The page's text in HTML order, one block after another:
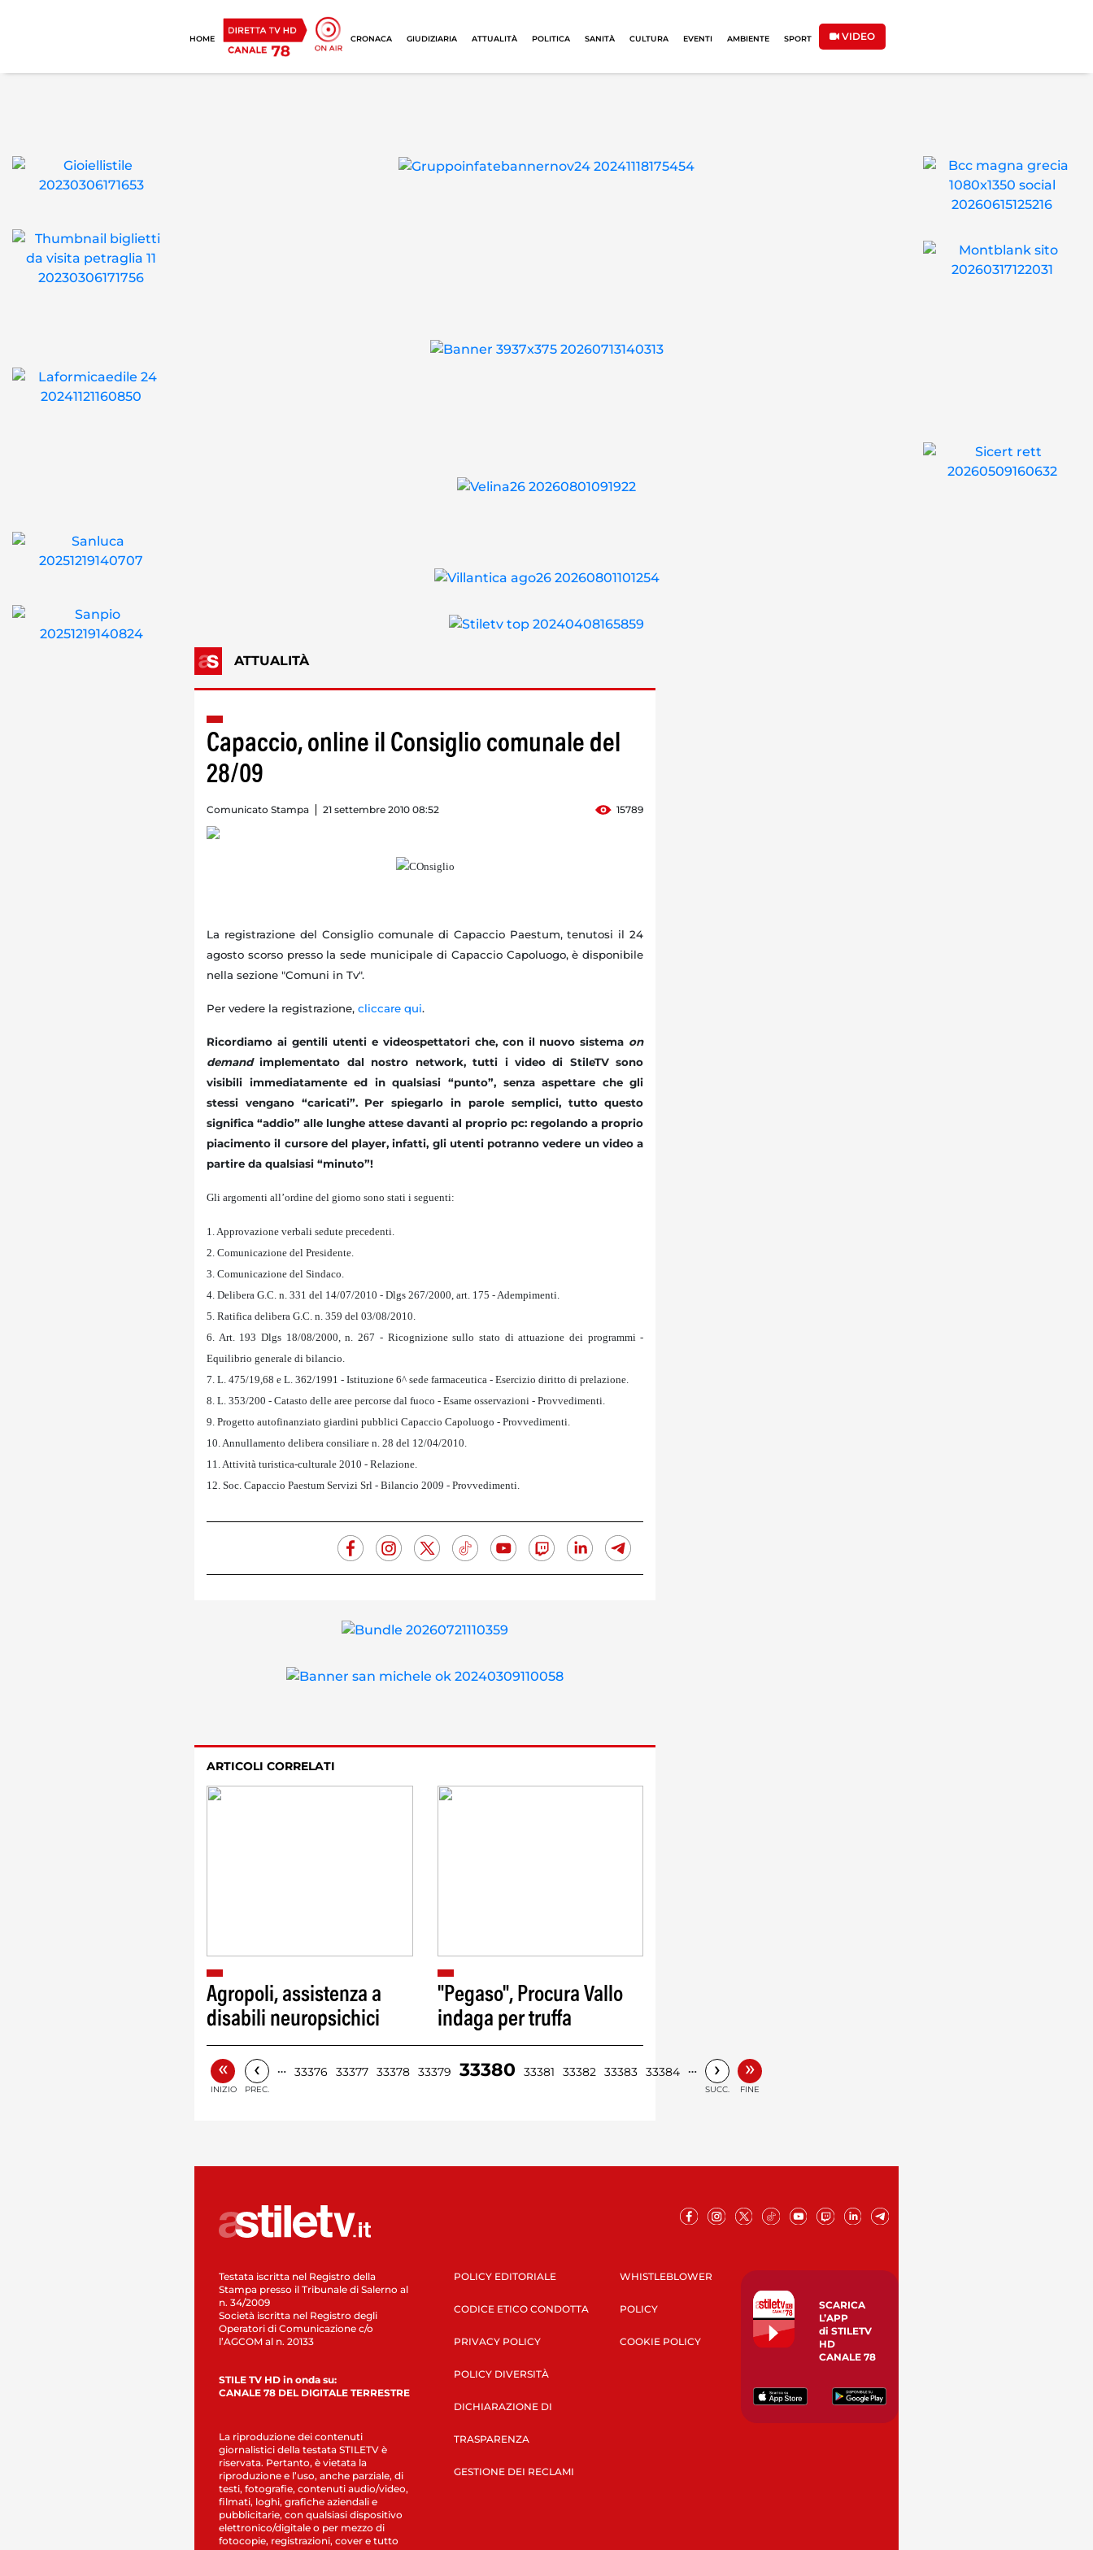
HOME CRONACA GIUDIZIARIA ATTUALITÀ POLITICA SANITÀ CULTURA EVENTI AMBIENTE SPORT VIDEO
ATTUALITÀ
Capaccio, online il Consiglio comunale del
28/09
Comunicato Stampa 21 settembre 2010 08:52 15789
La registrazione del Consiglio comunale di Capaccio Paestum, tenutosi il 24
agosto scorso presso la sede municipale di Capaccio Capoluogo, è disponibile
nella sezione "Comuni in Tv".
Per vedere la registrazione, cliccare qui.
Ricordiamo ai gentili utenti e videospettatori che, con il nuovo sistema on
demandimplementato dal nostro network, tutti i video di StileTV sono
visibili immediatamente ed in qualsiasi “punto”, senza aspettare che gli
stessi vengano “caricati”. Per spiegarlo in parole semplici, tutto questo
significa “addio” alle lunghe attese davanti al proprio pc: regolando a proprio
piacimento il cursore del player, infatti, gli utenti potranno vedere un video a
partire da qualsiasi “minuto”!
Gli argomenti all’ordine del giorno sono stati i seguenti:
1. Approvazione verbali sedute precedenti.
2. Comunicazione del Presidente.
3. Comunicazione del Sindaco.
4. Delibera G.C. n. 331 del 14/07/2010 - Dlgs 267/2000, art. 175 - Adempimenti.
5. Ratifica delibera G.C. n. 359 del 03/08/2010.
6. Art. 193 Dlgs 18/08/2000, n. 267 - Ricognizione sullo stato di attuazione dei programmi -
Equilibrio generale di bilancio.
7. L. 475/19,68 e L. 362/1991 - Istituzione 6^ sede farmaceutica - Esercizio diritto di prelazione.
8. L. 353/200 - Catasto delle aree percorse dal fuoco - Esame osservazioni - Provvedimenti.
9. Progetto autofinanziato giardini pubblici Capaccio Capoluogo - Provvedimenti.
10. Annullamento delibera consiliare n. 28 del 12/04/2010.
11. Attività turistica-culturale 2010 - Relazione.
12. Soc. Capaccio Paestum Servizi Srl - Bilancio 2009 - Provvedimenti.
ARTICOLI CORRELATI
Agropoli, assistenza a
disabili neuropsichici
"Pegaso", Procura Vallo
indaga per truffa
«
INIZIO
‹
PREC.
… 33376 33377 33378 33379 33380 33381 33382 33383 33384 … ›
SUCC.
»
FINE
Testata iscritta nel Registro della
Stampa presso il Tribunale di Salerno al
n. 34/2009
Società iscritta nel Registro degli
Operatori di Comunicazione c/o
l’AGCOM al n. 20133
STILE TV HD in onda su:
CANALE 78 DEL DIGITALE TERRESTRE
La riproduzione dei contenuti
giornalistici della testata STILETV è
riservata. Pertanto, è vietata la
riproduzione e l’uso, anche parziale, di
testi, fotografie, contenuti audio/video,
filmati, loghi, grafiche aziendali e
pubblicitarie, con qualsiasi dispositivo
elettronico/digitale o per mezzo di
fotocopie, registrazioni, cover e tutto
POLICY EDITORIALE
CODICE ETICO CONDOTTA
PRIVACY POLICY
POLICY DIVERSITÀ
DICHIARAZIONE DI
TRASPARENZA
GESTIONE DEI RECLAMI
WHISTLEBLOWER
POLICY
COOKIE POLICY
SCARICA
L’APP
di STILETV
HD
CANALE 78